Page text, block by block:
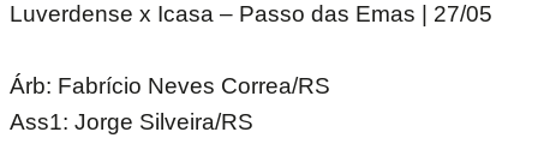
Luverdense x Icasa – Passo das Emas | 27/05
Árb: Fabrício Neves Correa/RS
Ass1: Jorge Silveira/RS